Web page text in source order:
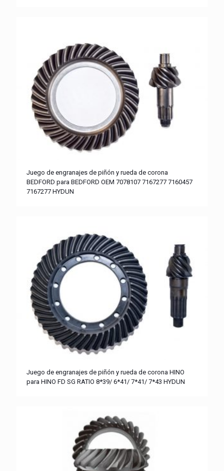
Juego de engranajes de piñón y rueda de corona
BEDFORD para BEDFORD OEM 7078107 7167277 7160457
7167277 HYDUN
Juego de engranajes de piñón y rueda de corona HINO
para HINO FD SG RATIO 8*39/ 6*41/ 7*41/ 7*43 HYDUN